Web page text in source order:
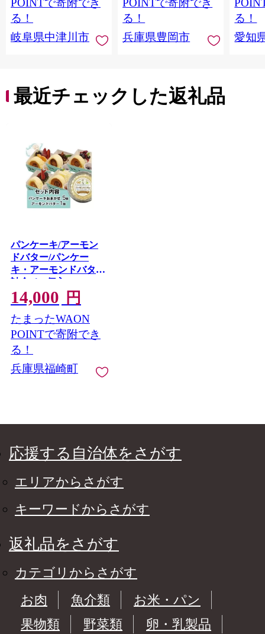
POINTで寄附でき
る！
岐阜県中津川市
お返し 冷凍 手作り 化
粧箱入り ギフト TAS
BAKE
POINTで寄附でき
る！
兵庫県豊岡市
る！
愛知
最近チェックした返礼品
パンケーキ/アーモン
ドバター/パンケー
キ・アーモンドバター
詰合せ(6個入)
14,000 円
たまったWAON
POINTで寄附でき
る！
兵庫県福崎町
応援する自治体をさがす
エリアからさがす
キーワードからさがす
返礼品をさがす
カテゴリからさがす
お肉
魚介類
お米・パン
果物類
野菜類
卵・乳製品